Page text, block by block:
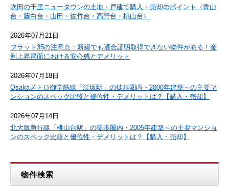
吹田の千里ニュータウンの土地・戸建て購入・売却のポイント（青山
台・藤白台・山田・佐竹台・高野台・桃山台）
2026年07月21日
フラット35の注意点：新築でも適合証明取得できない物件がある！金
利上昇局面における安心感とデメリット
2026年07月18日
Osakaメトロ御堂筋線「江坂駅」の徒歩圏内・2000年建築～の主要マ
ンションのスペック比較と優位性・デメリットは？【購入・売却】
2026年07月14日
北大阪急行線「桃山台駅」の徒歩圏内・2005年建築～の主要マンショ
ンのスペック比較と優位性・デメリットは？【購入・売却】
物件検索